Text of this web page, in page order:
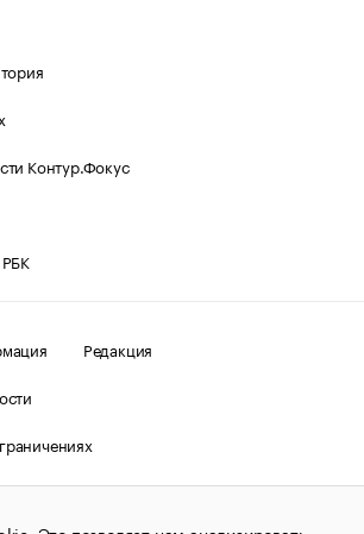
Контур.Фокус
Редакция
О соблюдении авторских прав